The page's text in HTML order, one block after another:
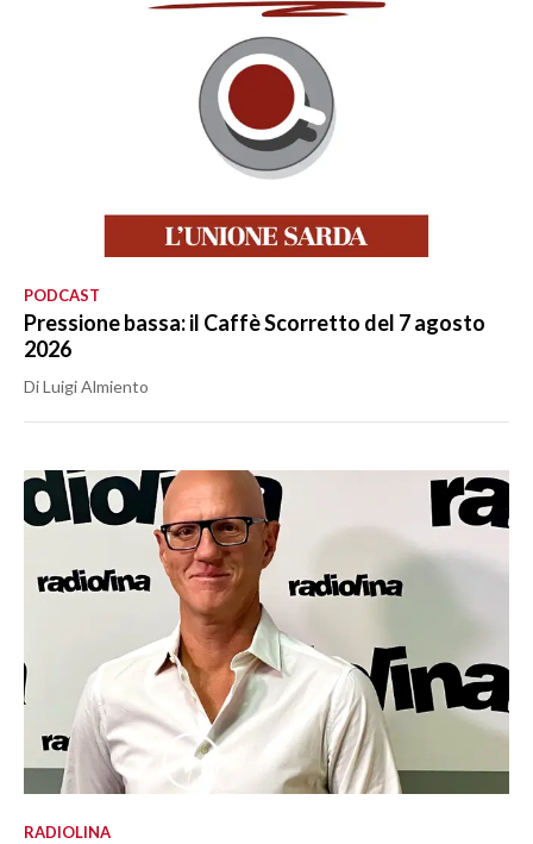
PODCAST
Pressione bassa: il Caffè Scorretto del 7 agosto
2026
Di Luigi Almiento
RADIOLINA